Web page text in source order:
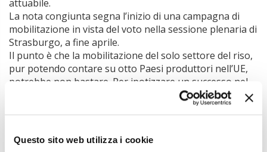
Questo sito web utilizza i cookie
attuabile.
La nota congiunta segna l’inizio di una campagna di
mobilitazione in vista del voto nella sessione plenaria di
Strasburgo, a fine aprile.
Il punto è che la mobilitazione del solo settore del riso,
pur potendo contare su otto Paesi produttori nell’UE,
potrebbe non bastare. Per ipotizzare un successo nel
difficile compito di rimettere in discussione un accordo
fatto con il Consiglio, servirebbero altri Paesi e altri
da improvvisi aumenti di importazioni a dazio zero dai
Paesi ai quali l’UE accorda preferenze commerciali.